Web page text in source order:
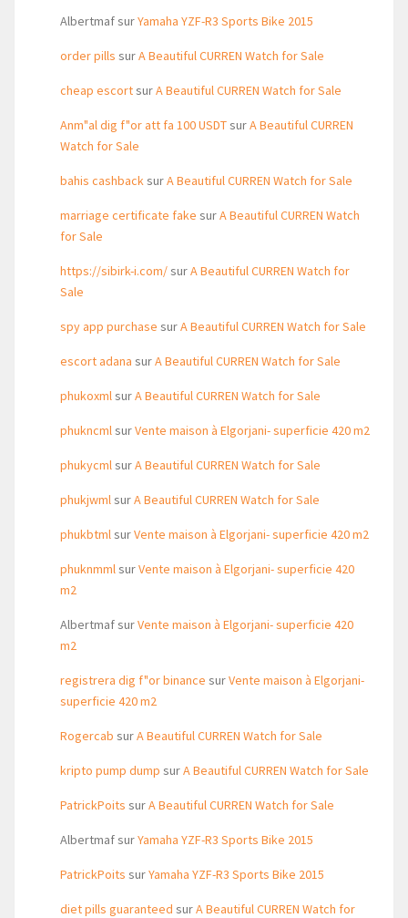
AlbertmafsurYamaha YZF-R3 Sports Bike 2015
order pills surA Beautiful CURREN Watch for Sale
cheap escortsurA Beautiful CURREN Watch for Sale
Anm"al dig f"or att fa 100 USDTsurA Beautiful CURREN
Watch for Sale
bahis cashbacksurA Beautiful CURREN Watch for Sale
marriage certificate fake surA Beautiful CURREN Watch
for Sale
https://sibirk-i.com/surA Beautiful CURREN Watch for
Sale
spy app purchase surA Beautiful CURREN Watch for Sale
escort adana surA Beautiful CURREN Watch for Sale
phukoxmlsurA Beautiful CURREN Watch for Sale
phukncmlsurVente maison à Elgorjani- superficie 420 m2
phukycmlsurA Beautiful CURREN Watch for Sale
phukjwmlsurA Beautiful CURREN Watch for Sale
phukbtmlsurVente maison à Elgorjani- superficie 420 m2
phuknmmlsurVente maison à Elgorjani- superficie 420
m2
AlbertmafsurVente maison à Elgorjani- superficie 420
m2
registrera dig f"or binance surVente maison à Elgorjani-
superficie 420 m2
Rogercab surA Beautiful CURREN Watch for Sale
kripto pump dump surA Beautiful CURREN Watch for Sale
PatrickPoits surA Beautiful CURREN Watch for Sale
AlbertmafsurYamaha YZF-R3 Sports Bike 2015
PatrickPoits surYamaha YZF-R3 Sports Bike 2015
diet pills guaranteed surA Beautiful CURREN Watch for